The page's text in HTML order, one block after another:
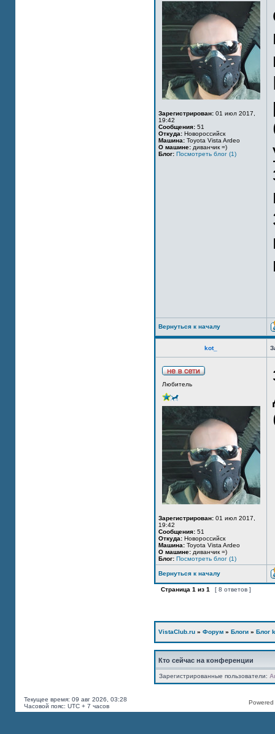
Зарегистрирован: 01 июл 2017,
19:42
Сообщения: 51
Откуда: Новороссийск
Машина: Toyota Vista Ardeo
О машине: диванчик =)
Блог: Посмотреть блог (1)
Вернуться к началу
kot_
Любитель
Зарегистрирован: 01 июл 2017,
19:42
Сообщения: 51
Откуда: Новороссийск
Машина: Toyota Vista Ardeo
О машине: диванчик =)
Блог: Посмотреть блог (1)
Вернуться к началу
Страница 1 из 1 [ 8 ответов ]
VistaClub.ru » Форум » Блоги » Блог
Кто сейчас на конференции
Зарегистрированные пользователи:
Текущее время: 09 авг 2026, 03:28
Часовой пояс: UTC + 7 часов